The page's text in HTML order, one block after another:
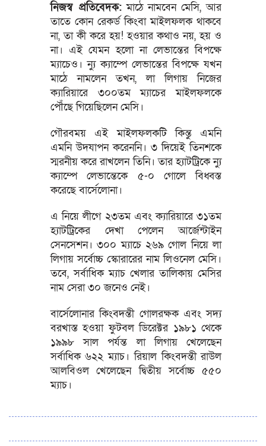
নিজস্ব প্রতিবেদক:মাঠে নামবেন মেসি, আর
তাতে কোন রেকর্ড কিংবা মাইলফলক থাকবে
না, তা কী করে হয়! হওয়ার কথাও নয়, হয় ও
না। এই যেমন হলো না লেভান্তের বিপক্ষে
ম্যাচেও। ন্যু ক্যাম্পে লেভান্তের বিপক্ষে যখন
মাঠে নামলেন তখন, লা লিগায় নিজের
ক্যারিয়ারে ৩০০তম ম্যাচের মাইলফলকে
পৌঁছে গিয়েছিলেন মেসি।
গৌরবময় এই মাইলফলকটি কিন্তু এমনি
এমনি উদযাপন করেননি। ৩ দিয়েই তিনশকে
স্মরনীয় করে রাখলেন তিনি। তার হ্যাটট্রিকে ন্যু
ক্যাম্পে লেভান্তেকে ৫-০ গোলে বিধ্বস্ত
করেছে বার্সেলোনা।
এ নিয়ে লীগে ২৩তম এবং ক্যারিয়ারে ৩১তম
হ্যাটট্রিকের দেখা পেলেন আর্জেন্টাইন
সেনসেশন। ৩০০ ম্যাচে ২৬৯ গোল নিয়ে লা
লিগায় সর্বোচ্চ স্কোরারের নাম লিওনেল মেসি।
তবে, সর্বাধিক ম্যাচ খেলার তালিকায় মেসির
নাম সেরা ৩০ জনেও নেই।
বার্সেলোনার কিংবদন্তী গোলরক্ষক এবং সদ্য
বরখাস্ত হওয়া ফুটবল ডিরেক্টর ১৯৮১ থেকে
১৯৯৮ সাল পর্যন্ত লা লিগায় খেলেছেন
সর্বাধিক ৬২২ ম্যাচ। রিয়াল কিংবদন্তী রাউল
আলবিওল খেলেছেন দ্বিতীয় সর্বোচ্চ ৫৫০
ম্যাচ।